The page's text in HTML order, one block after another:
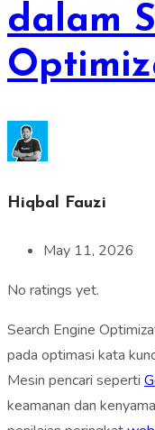
dalam
Hiqbal Fauzi
May 11, 2026
No ratings yet.
Search Engine
pada optimasi kata
Mesin pencari seperti
keamanan dan